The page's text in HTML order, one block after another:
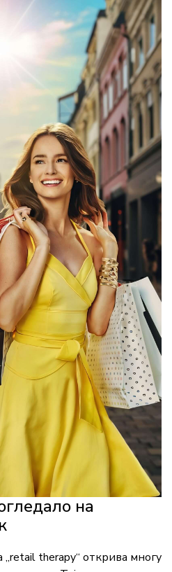
на
„retail therapy“ открива многу